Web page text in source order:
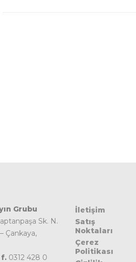
Grubu
Sk. N.
Çankaya,
f. 0312 428 0
İletişim
Satış
Noktaları
Çerez
Politikası